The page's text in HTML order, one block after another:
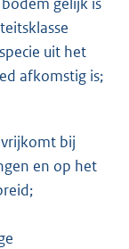
uit het
afkomstig is;
bij
en op het